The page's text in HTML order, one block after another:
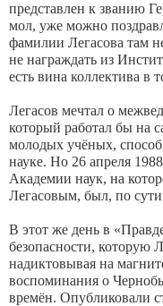
представлен к званию
мол, уже можно
фамилии Легасова там
не награждать из
есть вина коллектива в
Легасов мечтал о
который работал бы на
молодых учёных,
науке. Но 26 апреля
Академии наук, на
Легасовым, был, по
В этот же день в
безопасности, которую
надиктовывая на
воспоминания о
времён. Опубликовали